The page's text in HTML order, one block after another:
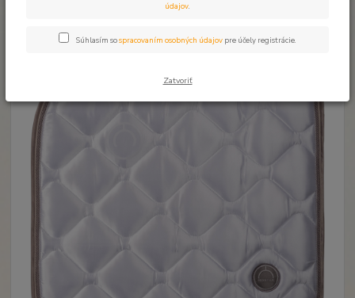
údajov.
Súhlasím sospracovaním osobných údajov pre účely registrácie.
Zatvoriť